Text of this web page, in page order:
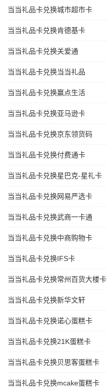
当当礼品卡兑换城市超市卡
当当礼品卡兑换肯德基卡
当当礼品卡兑换关爱通
当当礼品卡兑换当当礼品
当当礼品卡兑换赢点生活
当当礼品卡兑换亚马逊卡
当当礼品卡兑换京东领货码
当当礼品卡兑换付费通卡
当当礼品卡兑换星巴克-星礼卡
当当礼品卡兑换网易严选卡
当当礼品卡兑换武商一卡通
当当礼品卡兑换中商购物卡
当当礼品卡兑换IFS卡
当当礼品卡兑换常州百货大楼卡
当当礼品卡兑换新华文轩
当当礼品卡兑换诺心蛋糕卡
当当礼品卡兑换21K蛋糕卡
当当礼品卡兑换贝思客蛋糕卡
当当礼品卡兑换mcake蛋糕卡